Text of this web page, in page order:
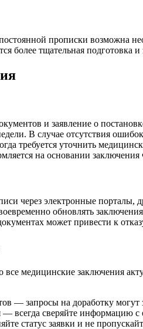
прописки возможна
более тщательная подготовка
и заявление о
В случае отсутствия
требуется уточнить
на основании
через электронные
обновлять
может привести к
все медицинские заключения
— запросы на доработку могут
всегда сверяйте информацию
статус заявки и не